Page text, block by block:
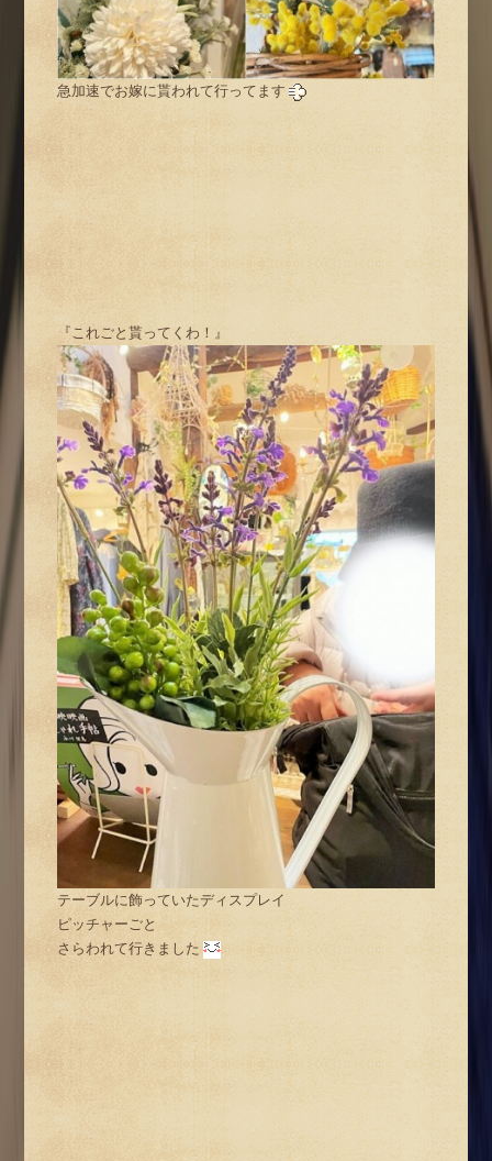
急加速でお嫁に貰われて行ってます
『これごと貰ってくわ！』
テーブルに飾っていたディスプレイ
ピッチャーごと
さらわれて行きました